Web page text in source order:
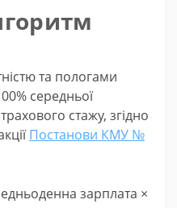
та пологами
середньої
стажу, згідно
Постанови КМУ №
зарплата ×